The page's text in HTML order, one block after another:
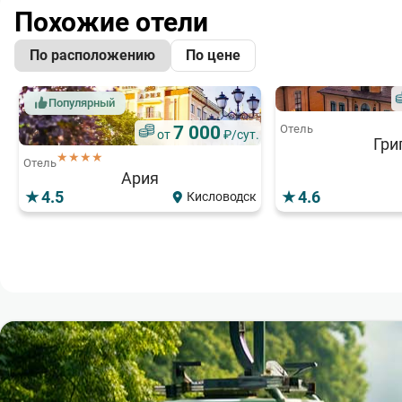
Похожие отели
По расположению По цене
Популярный
от7 000 ₽/сут.
Отель★★★★
Ария
4.5
Кисловодск
Отель
4.6
Сканди
4.8 Кисловодск 4.7